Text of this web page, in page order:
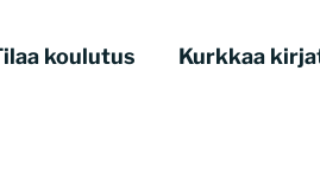
koulutus Kurkkaa